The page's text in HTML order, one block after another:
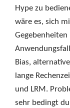
Hype zu
wäre es, sich
Bias,
lange
und LRM.
sehr bedingt